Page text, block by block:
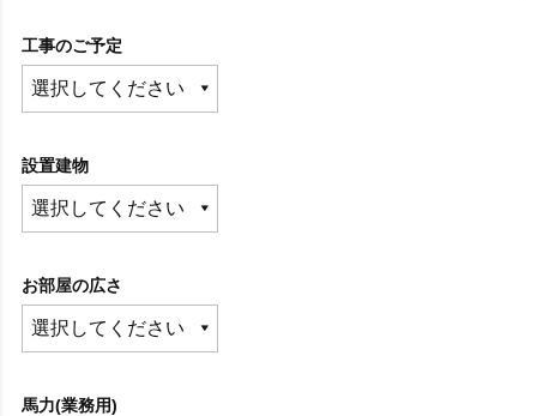
工事のご予定
設置建物
お部屋の広さ
馬力(業務用)